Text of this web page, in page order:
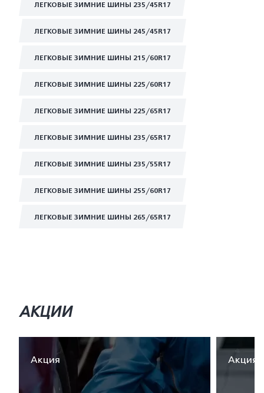
ЛЕГКОВЫЕ ЗИМНИЕ ШИНЫ 235/45R17
ЛЕГКОВЫЕ ЗИМНИЕ ШИНЫ 245/45R17
ЛЕГКОВЫЕ ЗИМНИЕ ШИНЫ 215/60R17
ЛЕГКОВЫЕ ЗИМНИЕ ШИНЫ 225/60R17
ЛЕГКОВЫЕ ЗИМНИЕ ШИНЫ 225/65R17
ЛЕГКОВЫЕ ЗИМНИЕ ШИНЫ 235/65R17
ЛЕГКОВЫЕ ЗИМНИЕ ШИНЫ 235/55R17
ЛЕГКОВЫЕ ЗИМНИЕ ШИНЫ 255/60R17
ЛЕГКОВЫЕ ЗИМНИЕ ШИНЫ 265/65R17
АКЦИИ
Акция Акция